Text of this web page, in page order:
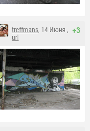
+3
treffmans, 14 Июня ,
url